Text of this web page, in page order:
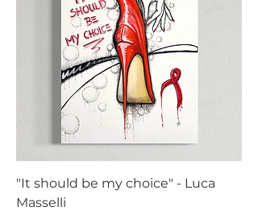
"It should be my choice" - Luca
Masselli